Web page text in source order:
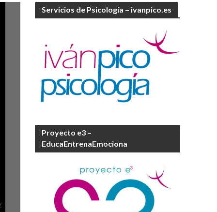
Servicios de Psicología – ivanpico.es
Proyecto e3 –
EducaEntrenaEmociona